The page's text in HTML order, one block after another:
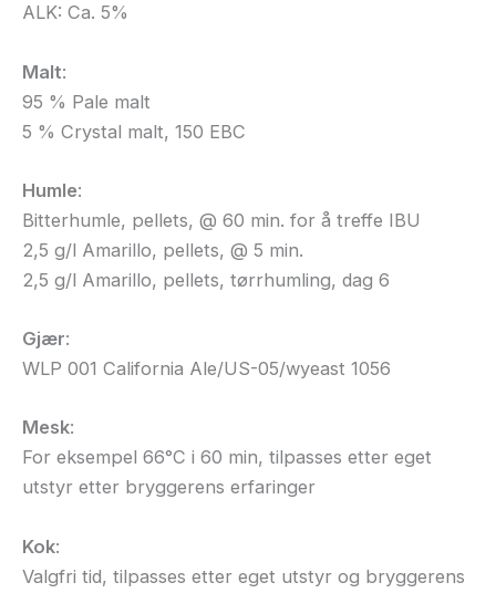
ALK: Ca. 5%
Malt:
95 % Pale malt
5 % Crystal malt, 150 EBC
Humle:
Bitterhumle, pellets, @ 60 min. for å treffe IBU
2,5 g/l Amarillo, pellets, @ 5 min.
2,5 g/l Amarillo, pellets, tørrhumling, dag 6
Gjær:
WLP 001 California Ale/US-05/wyeast 1056
Mesk:
For eksempel 66°C i 60 min, tilpasses etter eget
utstyr etter bryggerens erfaringer
Kok:
Valgfri tid, tilpasses etter eget utstyr og bryggerens